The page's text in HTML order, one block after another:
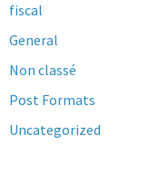
fiscal
General
Non classé
Post Formats
Uncategorized